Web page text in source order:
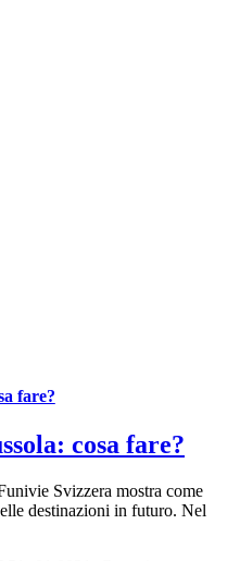
fare?
cosa fare?
Svizzera mostra come
destinazioni in futuro. Nel